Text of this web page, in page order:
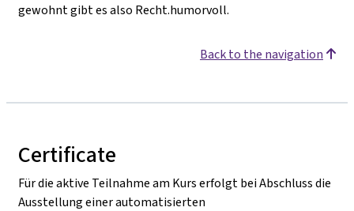
gewohnt gibt es also Recht.humorvoll.
Back to the navigation
Certificate
Für die aktive Teilnahme am Kurs erfolgt bei Abschluss die
Ausstellung einer automatisierten